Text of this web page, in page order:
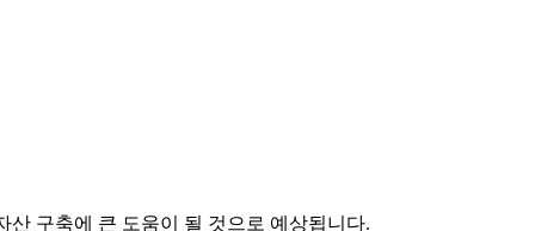
산 구축에 큰 도움이 될 것으로 예상됩니다.